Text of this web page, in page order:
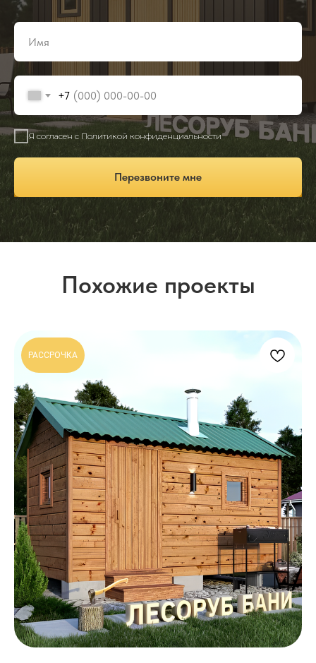
+7
Я согласен с Политикой конфиденциальности
Перезвоните мне
РАССРОЧКА